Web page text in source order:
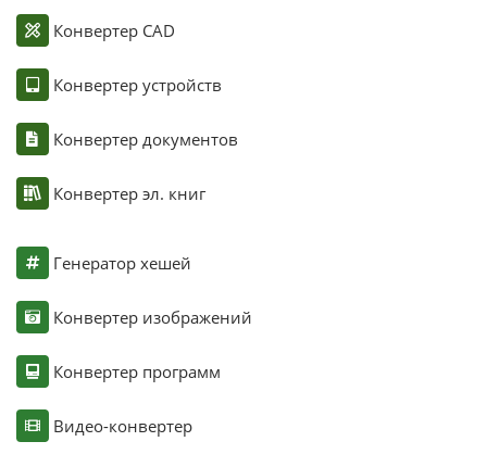
Конвертер CAD
Конвертер устройств
Конвертер документов
Конвертер эл. книг
Генератор хешей
Конвертер изображений
Конвертер программ
Видео-конвертер